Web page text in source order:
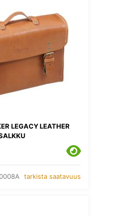
LEGACY LEATHER
tarkista saatavuus